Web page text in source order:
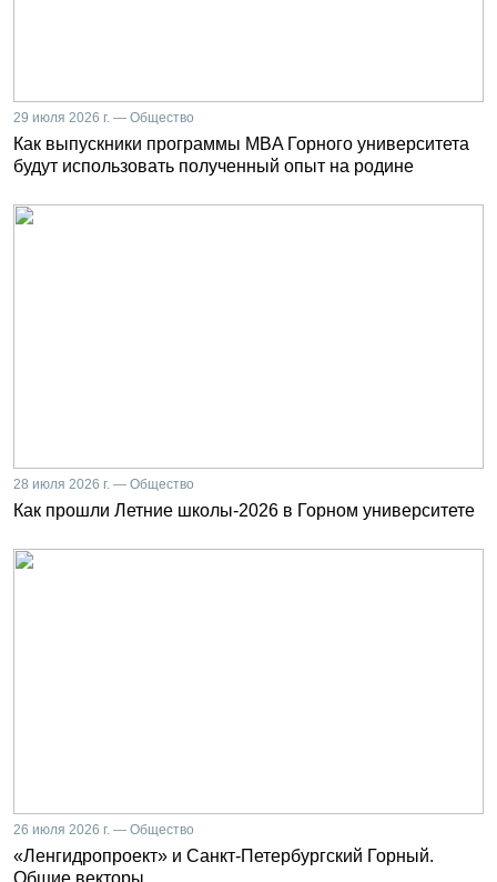
29 июля 2026 г. — Общество
Как выпускники программы MBA Горного университета
будут использовать полученный опыт на родине
28 июля 2026 г. — Общество
Как прошли Летние школы-2026 в Горном университете
26 июля 2026 г. — Общество
«Ленгидропроект» и Санкт-Петербургский Горный.
Общие векторы